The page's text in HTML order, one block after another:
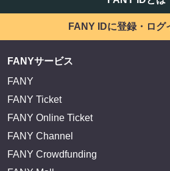
FANY IDに登録・ログ
FANYサービス
FANY
FANY Ticket
FANY Online Ticket
FANY Channel
FANY Crowdfunding